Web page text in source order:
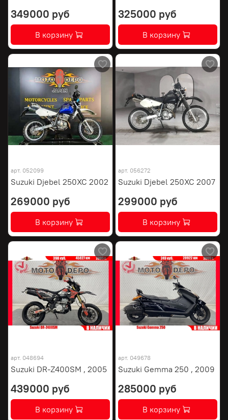
349000 руб
В корзину
325000 руб
В корзину
арт. 052099
Suzuki Djebel 250XC 2002
269000 руб
В корзину
арт. 056272
Suzuki Djebel 250XC 2007
299000 руб
В корзину
арт. 048694
Suzuki DR-Z400SM , 2005
439000 руб
В корзину
арт. 049678
Suzuki Gemma 250 , 2009
285000 руб
В корзину